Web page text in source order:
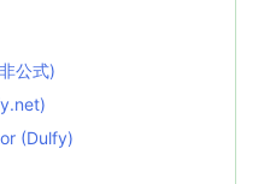
公式)
(Dulfy)